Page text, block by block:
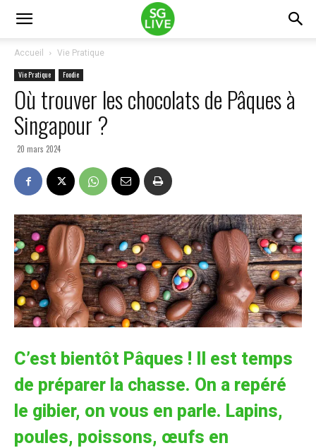
Accueil Vie Pratique
Vie Pratique Foodie
Où trouver les chocolats de Pâques à
Singapour ?
20 mars 2024
C’est bientôt Pâques ! Il est temps
de préparer la chasse. On a repéré
le gibier, on vous en parle. Lapins,
poules, poissons, œufs en